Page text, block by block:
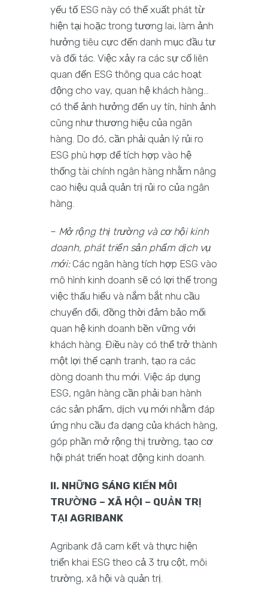
yếu tố ESG này có thể xuất phát từ
hiện tại hoặc trong tương lai, làm ảnh
hưởng tiêu cực đến danh mục đầu tư
và đối tác. Việc xảy ra các sự cố liên
quan đến ESG thông qua các hoạt
động cho vay, quan hệ khách hàng…
có thể ảnh hưởng đến uy tín, hình ảnh
cũng như thương hiệu của ngân
hàng. Do đó, cần phải quản lý rủi ro
ESG phù hợp để tích hợp vào hệ
thống tài chính ngân hàng nhằm nâng
cao hiệu quả quản trị rủi ro của ngân
hàng.
– Mở rộng thị trường và cơ hội kinh
doanh, phát triển sản phẩm dịch vụ
mới: Các ngân hàng tích hợp ESG vào
mô hình kinh doanh sẽ có lợi thế trong
việc thấu hiểu và nắm bắt nhu cầu
chuyển đổi, đồng thời đảm bảo mối
quan hệ kinh doanh bền vững với
khách hàng. Điều này có thể trở thành
một lợi thế cạnh tranh, tạo ra các
dòng doanh thu mới. Việc áp dụng
ESG, ngân hàng cần phải ban hành
các sản phẩm, dịch vụ mới nhằm đáp
ứng nhu cầu đa dạng của khách hàng,
góp phần mở rộng thị trường, tạo cơ
hội phát triển hoạt động kinh doanh.
II. NHỮNG SÁNG KIẾN MÔI
TRƯỜNG – XÃ HỘI – QUẢN TRỊ
TẠI AGRIBANK
Agribank đã cam kết và thực hiện
triển khai ESG theo cả 3 trụ cột, môi
trường, xã hội và quản trị.